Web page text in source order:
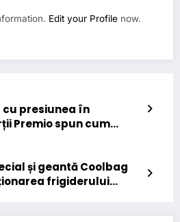
Edit your Profile now.
presiunea în
Premio spun cum
și geantă Coolbag
frigiderului